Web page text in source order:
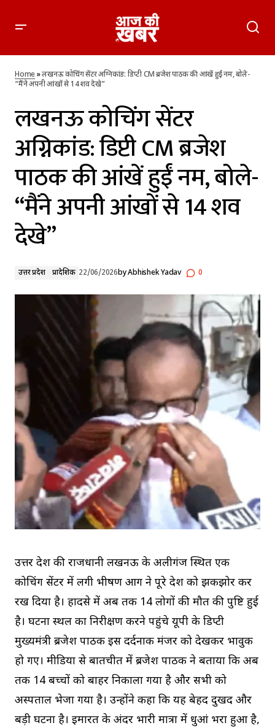
बोले- “मैंने अपनी आंखों से 14 शव देखे”
Home»लखनऊ कोचिंग सेंटर अग्निकांड: डिप्टी CM ब्रजेश पाठक की आंखें हुईं नम, बोले-
“मैंने अपनी आंखों से 14 शव देखे”
लखनऊ कोचिंग सेंटर
अग्निकांड: डिप्टी CM ब्रजेश
पाठक की आंखें हुईं नम, बोले-
“मैंने अपनी आंखों से 14 शव
देखे”
उत्तर प्रदेश प्रादेशिक 22/06/2026byAbhishek Yadav 0
उत्तर प्रदेश की राजधानी लखनऊ के अलीगंज स्थित एक
कोचिंग सेंटर में लगी भीषण आग ने पूरे प्रदेश को झकझोर कर
रख दिया है। हादसे में अब तक 14 लोगों की मौत की पुष्टि हुई
है। घटना स्थल का निरीक्षण करने पहुंचे यूपी के डिप्टी
मुख्यमंत्री ब्रजेश पाठक इस दर्दनाक मंजर को देखकर भावुक
हो गए। मीडिया से बातचीत में ब्रजेश पाठक ने बताया कि अब
तक 14 बच्चों को बाहर निकाला गया है और सभी को
अस्पताल भेजा गया है। उन्होंने कहा कि यह बेहद दुखद और
बड़ी घटना है। इमारत के अंदर भारी मात्रा में धुआं भरा हुआ है,